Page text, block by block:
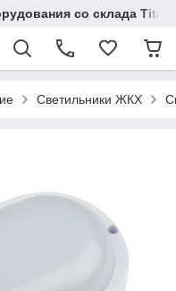
со склада
Светильники ЖКХ